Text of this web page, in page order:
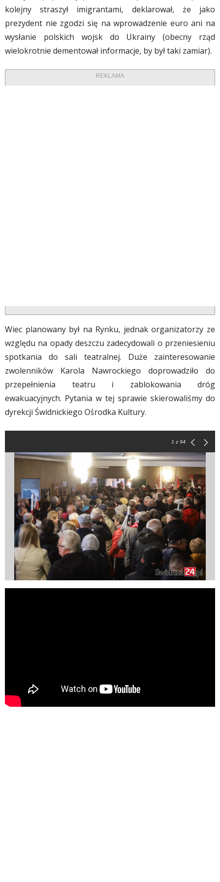
kolejny straszył imigrantami, deklarował, że jako
prezydent nie zgodzi się na wprowadzenie euro ani na
wysłanie polskich wojsk do Ukrainy (obecny rząd
wielokrotnie dementował informacje, by był taki zamiar).
REKLAMA
Wiec planowany był na Rynku, jednak organizatorzy ze
względu na opady deszczu zadecydowali o przeniesieniu
spotkania do sali teatralnej. Duże zainteresowanie
zwolenników Karola Nawrockiego doprowadziło do
przepełnienia teatru i zablokowania dróg
ewakuacyjnych. Pytania w tej sprawie skierowaliśmy do
dyrekcji Świdnickiego Ośrodka Kultury.
1 z 94